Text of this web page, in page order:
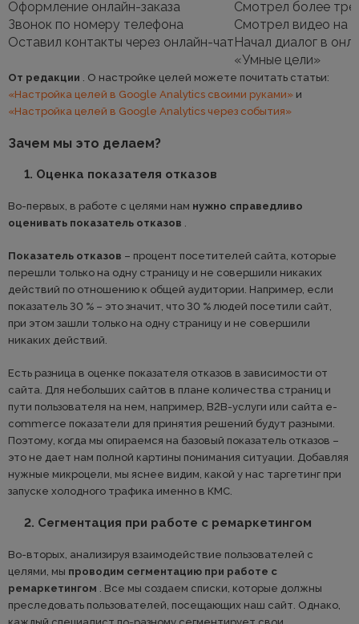
Оформление онлайн-заказа
Смотрел более
Звонок по номеру телефона
Смотрел видео на
Оставил контакты через онлайн-чатНачал диалог в
«Умные цели»
От редакции
. О настройке целей можете почитать статьи:
«Настройка целей в Google Analytics своими руками» и
«Настройка целей в Google Analytics через события»
Зачем мы это делаем?
1. Оценка показателя отказов
Во-первых, в работе с целями нам нужно справедливо
оценивать показатель отказов
Показатель отказов – процент посетителей сайта, которые
перешли только на одну страницу и не совершили никаких
действий по отношению к общей аудитории. Например, если
показатель 30 % – это значит, что 30 % людей посетили сайт,
при этом зашли только на одну страницу и не совершили
никаких действий.
Есть разница в оценке показателя отказов в зависимости от
сайта. Для небольших сайтов в плане количества страниц и
пути пользователя на нем, например, В2В-услуги или сайта e-
commerce показатели для принятия решений будут разными.
Поэтому, когда мы опираемся на базовый показатель отказов –
это не дает нам полной картины понимания ситуации. Добавляя
нужные микроцели, мы яснее видим, какой у нас таргетинг при
запуске холодного трафика именно в КМС.
2. Сегментация при работе с ремаркетингом
Во-вторых, анализируя взаимодействие пользователей с
целями, мы проводим сегментацию при работе с
ремаркетингом
. Все мы создаем списки, которые должны
преследовать пользователей, посещающих наш сайт. Однако,